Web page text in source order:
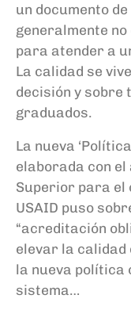
un documento
generalmente
para atender a
La calidad se
decisión y sobre
graduados.
La nueva
elaborada con el
Superior para el
USAID puso
“acreditación
elevar la calidad
la nueva política
sistema…